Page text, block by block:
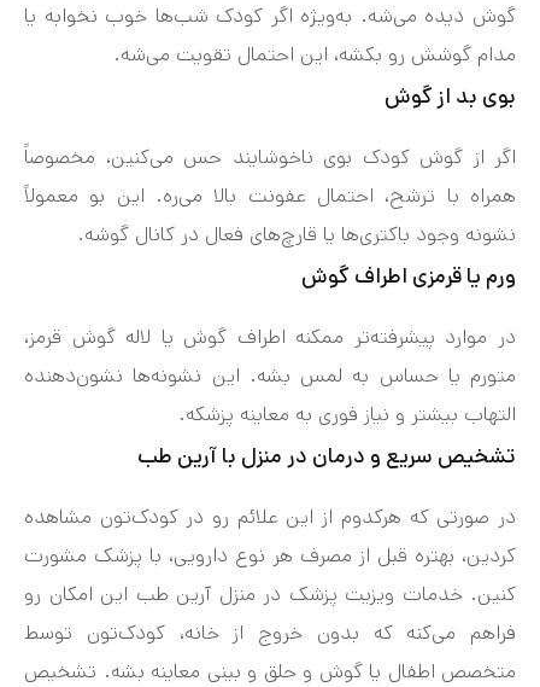
گوش دیده می‌شه. به‌ویژه اگر کودک شب‌ها خوب نخوابه یا
مدام گوشش رو بکشه، این احتمال تقویت می‌شه.
بوی بد از گوش
اگر از گوش کودک بوی ناخوشایند حس می‌کنین، مخصوصاً
همراه با ترشح، احتمال عفونت بالا می‌ره. این بو معمولاً
نشونه وجود باکتری‌ها یا قارچ‌های فعال در کانال گوشه.
ورم یا قرمزی اطراف گوش
در موارد پیشرفته‌تر ممکنه اطراف گوش یا لاله گوش قرمز،
متورم یا حساس به لمس بشه. این نشونه‌ها نشون‌دهنده
التهاب بیشتر و نیاز فوری به معاینه پزشکه.
تشخیص سریع و درمان در منزل با آرین طب
در صورتی که هرکدوم از این علائم رو در کودک‌تون مشاهده
کردین، بهتره قبل از مصرف هر نوع دارویی، با پزشک مشورت
کنین. خدمات ویزیت پزشک در منزل آرین طب این امکان رو
فراهم می‌کنه که بدون خروج از خانه، کودک‌تون توسط
متخصص اطفال یا گوش‌ و حلق و بینی معاینه بشه. تشخیص